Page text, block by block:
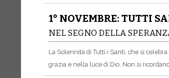
1° NOVEMBRE: TUTTI
NEL SEGNO DELLA
La Solennità di Tutti i Santi, che si
grazia e nella luce di Dio. Non si